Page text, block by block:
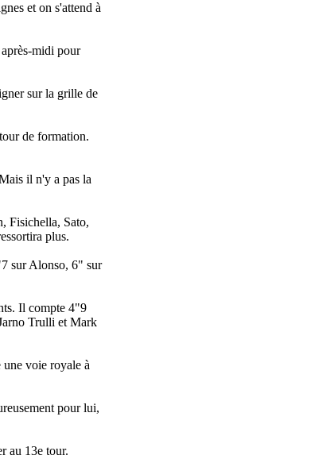
et on s'attend à
midi pour
sur la grille de
de formation.
il n'y a pas la
Fisichella, Sato,
plus.
sur Alonso, 6" sur
Il compte 4"9
Trulli et Mark
voie royale à
pour lui,
au 13e tour.